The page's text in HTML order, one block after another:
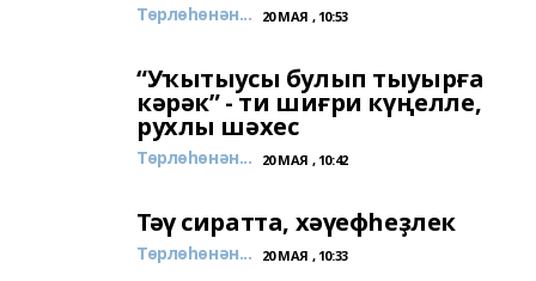
Төрлөһөнән... 20 МАЯ , 10:53
“Уҡытыусы булып тыуырға
кәрәк” - ти шиғри күңелле,
рухлы шәхес
Төрлөһөнән... 20 МАЯ , 10:42
Тәү сиратта, хәүефһеҙлек
Төрлөһөнән... 20 МАЯ , 10:33